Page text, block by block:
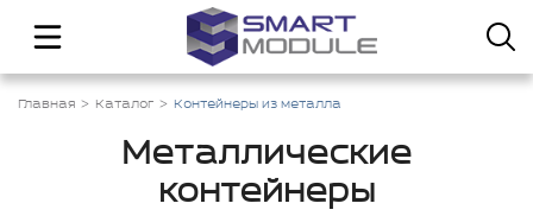
Главная Каталог Контейнеры из металла
Металлические
контейнеры